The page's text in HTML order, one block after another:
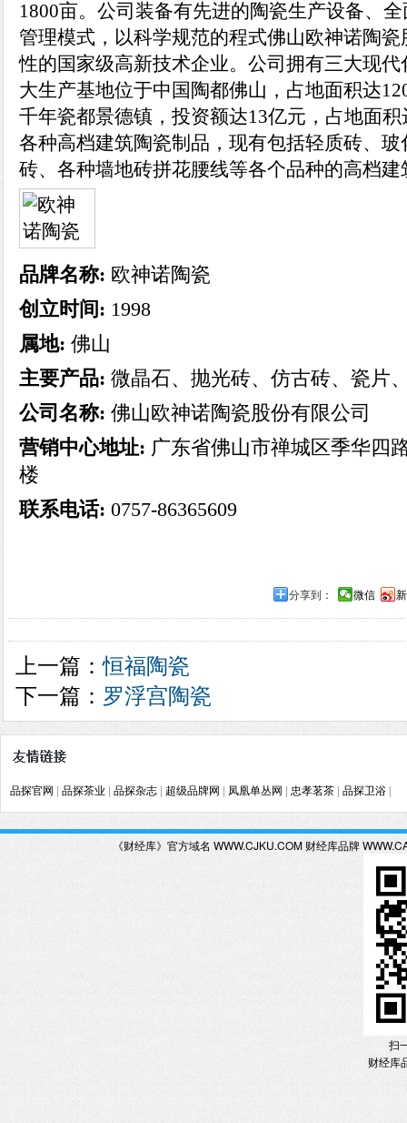
1800亩。公司装备有先进的陶瓷生产设备、
管理模式，以科学规范的程式佛山欧神诺陶
性的国家级高新技术企业。公司拥有三大现
大生产基地位于中国陶都佛山，占地面积达
千年瓷都景德镇，投资额达13亿元，占地面
各种高档建筑陶瓷制品，现有包括轻质砖、
砖、各种墙地砖拼花腰线等各个品种的高档建
品牌名称: 欧神诺陶瓷
创立时间: 1998
属地: 佛山
主要产品: 微晶石、抛光砖、仿古砖、瓷片
公司名称: 佛山欧神诺陶瓷股份有限公司
营销中心地址: 广东省佛山市禅城区季华四
楼
联系电话: 0757-86365609
分享到： 微信
上一篇：恒福陶瓷
下一篇： 罗浮宫陶瓷
品探官网 品探茶业 品探杂志 超级品牌网 凤凰单丛网 忠孝茗茶 品探卫浴
《财经库》官方域名 WWW.CJKU.COM 财经库品牌
扫
财经库